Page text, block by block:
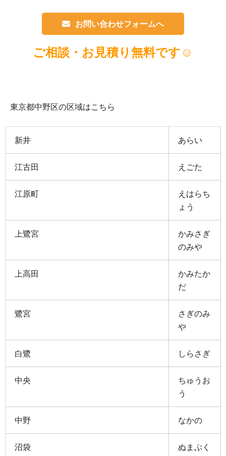
お問い合わせフォームへ
ご相談・お見積り無料です☺
東京都中野区の区域はこちら
新井 あらい
江古田 えごた
江原町
えはらち
ょう
上鷺宮
かみさぎ
のみや
上高田
かみたか
だ
鷺宮
さぎのみ
や
白鷺 しらさぎ
中央
ちゅうお
う
中野 なかの
沼袋
ぬまぶく